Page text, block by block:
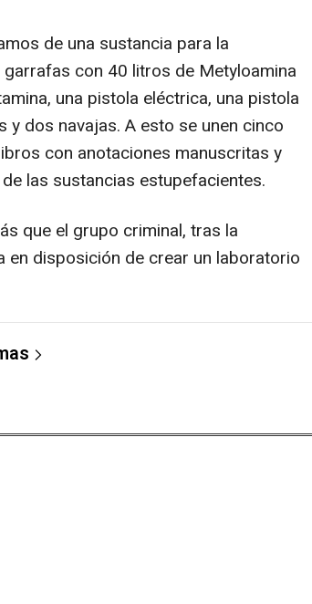
de una sustancia para la
con 40 litros de Metyloamina
una pistola eléctrica, una pistola
dos navajas. A esto se unen cinco
con anotaciones manuscritas y
las sustancias estupefacientes.
que el grupo criminal, tras la
en disposición de crear un laboratorio